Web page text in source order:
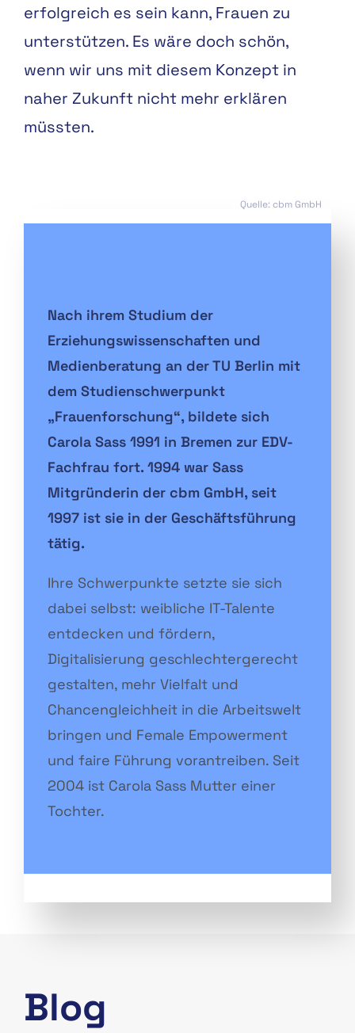
erfolgreich es sein kann, Frauen zu
unterstützen. Es wäre doch schön,
wenn wir uns mit diesem Konzept in
naher Zukunft nicht mehr erklären
müssten.
Quelle: cbm GmbH
Nach ihrem Studium der
Erziehungswissenschaften und
Medienberatung an der TU Berlin mit
dem Studienschwerpunkt
„Frauenforschung“, bildete sich
Carola Sass 1991 in Bremen zur EDV-
Fachfrau fort. 1994 war Sass
Mitgründerin der cbm GmbH, seit
1997 ist sie in der Geschäftsführung
tätig.
Ihre Schwerpunkte setzte sie sich
dabei selbst: weibliche IT-Talente
entdecken und fördern,
Digitalisierung geschlechtergerecht
gestalten, mehr Vielfalt und
Chancengleichheit in die Arbeitswelt
bringen und Female Empowerment
und faire Führung vorantreiben. Seit
2004 ist Carola Sass Mutter einer
Tochter.
Blog